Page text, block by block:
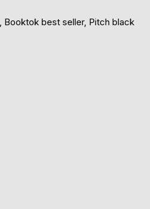
Booktok best seller, Pitch black